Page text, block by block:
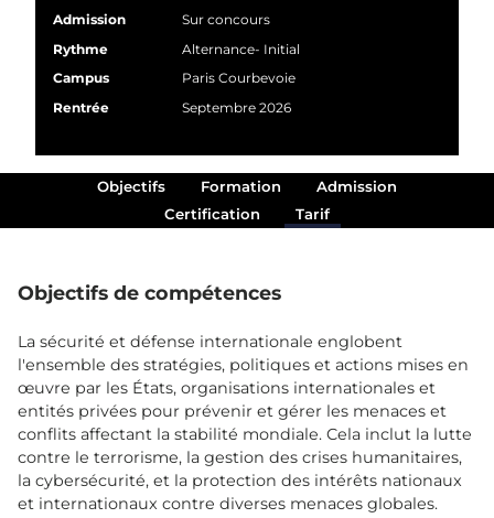
Admission
Sur concours
Rythme
Alternance- Initial
Campus
Paris Courbevoie
Rentrée
Septembre 2026
Objectifs Formation
Admission
Certification
Tarif
Objectifs de compétences
La sécurité et défense internationale englobent
l'ensemble des stratégies, politiques et actions mises en
œuvre par les États, organisations internationales et
entités privées pour prévenir et gérer les menaces et
conflits affectant la stabilité mondiale. Cela inclut la lutte
contre le terrorisme, la gestion des crises humanitaires,
la cybersécurité, et la protection des intérêts nationaux
et internationaux contre diverses menaces globales.